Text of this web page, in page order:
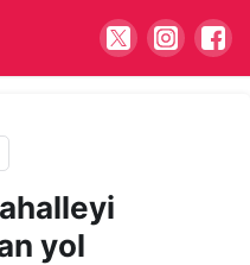
yol
aileden yürek